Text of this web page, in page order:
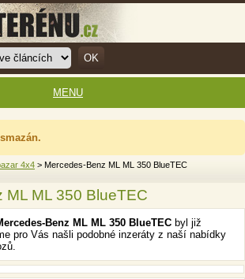
4x4 > Mercedes-Benz ML ML 350 BlueTEC
ML ML 350 BlueTEC
Benz ML ML 350 BlueTEC byl již
pro Vás našli podobné inzeráty z naší nabídky
MENU